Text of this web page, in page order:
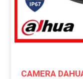
CAMERA